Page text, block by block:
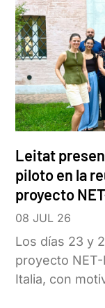
Leitat
piloto en la
proyecto
08 JUL 26
Los días 23 y
proyecto
Italia, con